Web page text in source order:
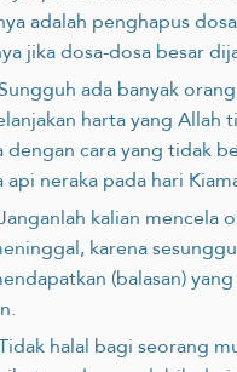
adalah penghapus
jika dosa-dosa besar
ada banyak
harta yang Allah
dengan cara yang tidak
api neraka pada hari
kalian mencela
karena
(balasan)
halal bagi seorang